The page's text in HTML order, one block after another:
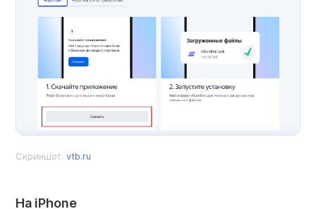
Скриншот: vtb.ru
На iPhone